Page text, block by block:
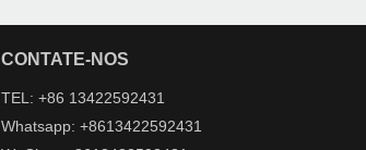
CONTATE-NOS
TEL: +86 13422592431
Whatsapp: +8613422592431